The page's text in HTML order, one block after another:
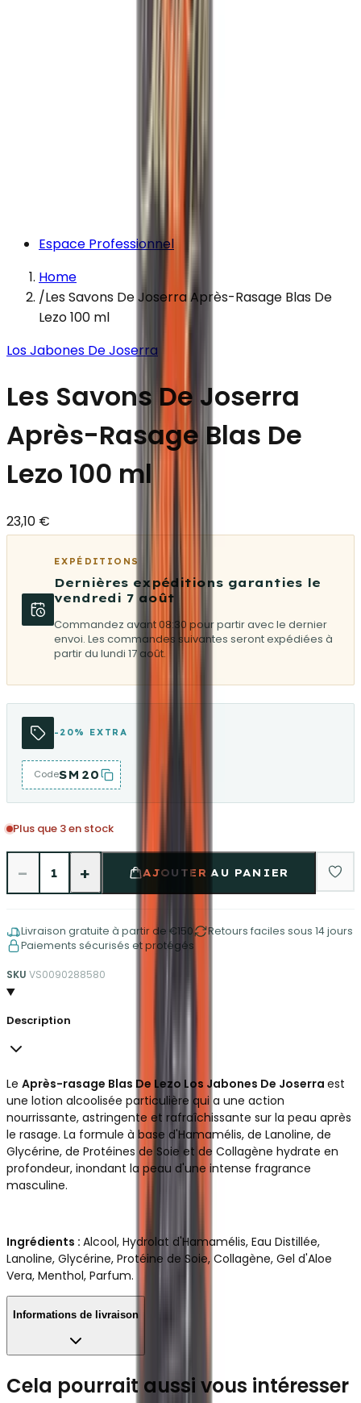
Espace Professionnel
Home
/Les Savons De Joserra Après-Rasage Blas De
Lezo 100 ml
Los Jabones De Joserra
Les Savons De Joserra
Après-Rasage Blas De
Lezo 100 ml
23,10 €
EXPÉDITIONS
Dernières expéditions garanties le
vendredi 7 août
Commandez avant 08:30 pour partir avec le dernier
envoi. Les commandes suivantes seront expédiées à
partir du lundi 17 août.
-20% EXTRA
CodeSM20
Plus que 3 en stock
− 1 + AJOUTER AU PANIER
Livraison gratuite à partir de €150
Retours faciles sous 14 jours
Paiements sécurisés et protégés
SKU VS0090288580
Description
Le Après-rasage Blas De Lezo Los Jabones De Joserra est
une lotion alcoolisée particulière qui a une action
nourrissante, astringente et rafraîchissante sur la peau après
le rasage. La formule à base d'Hamamélis, de Lanoline, de
Glycérine, de Protéines de Soie et de Collagène hydrate en
profondeur, inondant la peau d'une intense fragrance
masculine.
Ingrédients : Alcool, Hydrolat d'Hamamélis, Eau Distillée,
Lanoline, Glycérine, Protéine de Soie, Collagène, Gel d'Aloe
Vera, Menthol, Parfum.
Informations de livraison
Cela pourrait aussi vous intéresser